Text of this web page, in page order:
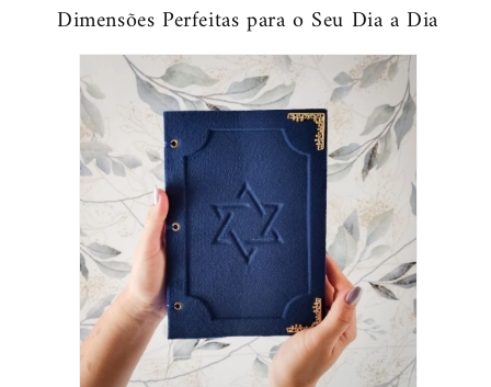
Dimensões Perfeitas para o Seu Dia a Dia